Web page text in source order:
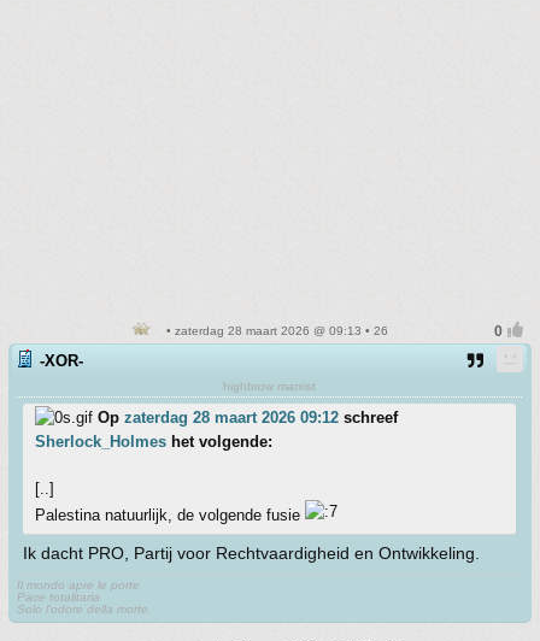
• zaterdag 28 maart 2026 @ 09:13 • 26
-XOR-
highbrow marxist
Op zaterdag 28 maart 2026 09:12 schreef
Sherlock_Holmes het volgende:
[..]
Palestina natuurlijk, de volgende fusie
Ik dacht PRO, Partij voor Rechtvaardigheid en Ontwikkeling.
Il mondo apre le porte
Pace totalitaria
Solo l'odore della morte.